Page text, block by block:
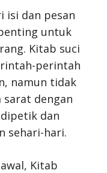
isi dan pesan
untuk
Kitab suci
perintah
namun tidak
dengan
dan
sehari-hari.
Kitab